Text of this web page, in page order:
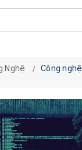
Nghệ Công nghệ